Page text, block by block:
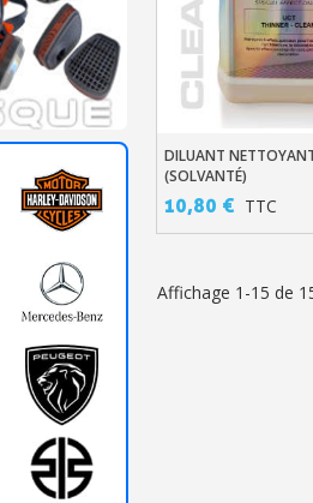
Ajouter Au
DILUANT
(SOLVANTÉ)
10,80 € TTC
Affichage 1-15 de